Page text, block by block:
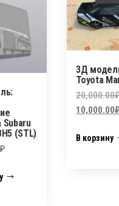
Subaru
(STL)
₽
3Д
Toyota
20,000.00
10,000.00
В корзину